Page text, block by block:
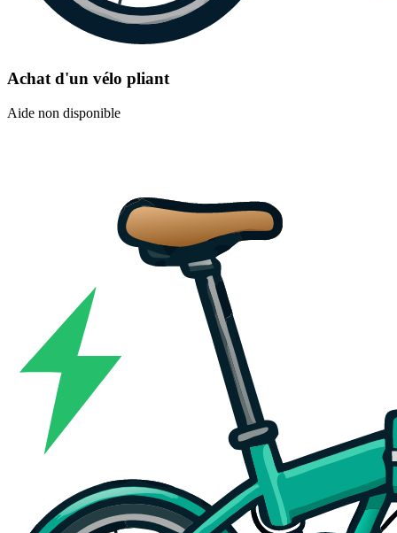
Achat d'un vélo pliant
Aide non disponible